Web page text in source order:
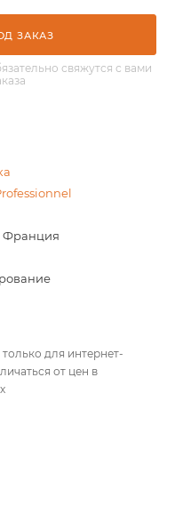
ЗАКАЗ
свяжутся с вами
Франция
для интернет-
от цен в